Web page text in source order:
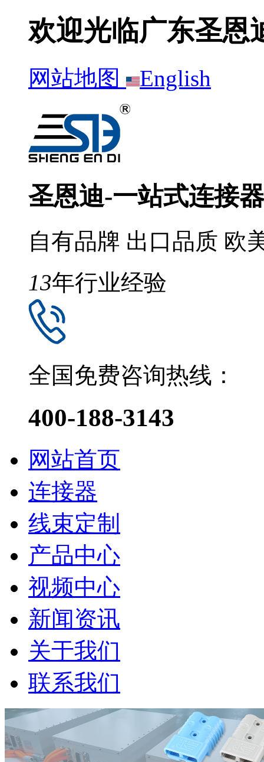
欢迎光临广东圣恩
网站地图 English
圣恩迪-一站式连接
自有品牌 出口品质 欧
13年行业经验
全国免费咨询热线：
400-188-3143
网站首页
连接器
线束定制
产品中心
视频中心
新闻资讯
关于我们
联系我们